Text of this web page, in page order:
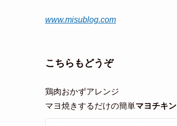
www.misublog.com
こちらもどうぞ
鶏肉おかずアレンジ
マヨ焼きするだけの簡単マヨチキン